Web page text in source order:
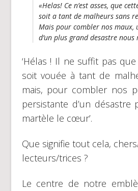
«Helas! Ce n’est asses, que
soit a tant de malheurs sans
Mais pour combler nos maux,
d’un plus grand desastre
‘Hélas ! Il ne suffit pas
soit vouée à tant de
mais, pour combler nos
persistante d’un désastre
martèle le cœur’.
Que signifie tout cela,
lecteurs/trices ?
Le centre de notre